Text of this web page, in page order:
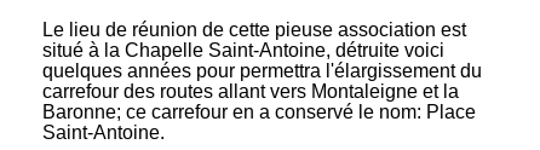
Le lieu de réunion de cette pieuse association est
situé à la Chapelle Saint-Antoine, détruite voici
quelques années pour permettra l'élargissement du
carrefour des routes allant vers Montaleigne et la
Baronne; ce carrefour en a conservé le nom: Place
Saint-Antoine.